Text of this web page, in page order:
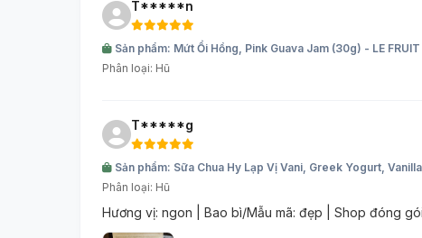
T*****n
Sản phẩm: Mứt Ổi Hồng, Pink Guava Jam (30g) - LE FRUIT
Phân loại: Hũ
T*****g
Sản phẩm: Sữa Chua Hy Lạp Vị Vani, Greek Yogurt,
Phân loại: Hũ
Hương vị: ngon | Bao bì/Mẫu mã: đẹp | Shop đóng